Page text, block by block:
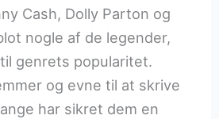
Cash, Dolly Parton og
nogle af de legender,
genrets popularitet.
og evne til at skrive
har sikret dem en